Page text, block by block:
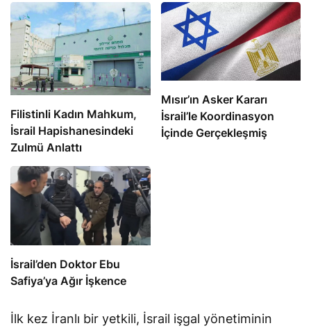
Filistinli Kadın Mahkum,
İsrail Hapishanesindeki
Zulmü Anlattı
Mısır’ın Asker Kararı
İsrail’le Koordinasyon
İçinde Gerçekleşmiş
İsrail’den Doktor Ebu
Safiya’ya Ağır İşkence
İlk kez İranlı bir yetkili, İsrail işgal yönetiminin